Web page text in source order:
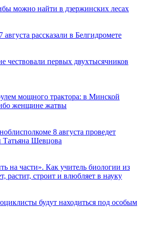
можно найти в дзержинских лесах
рассказали в Белгидромете
чествовали первых двухтысячников
мощного трактора: в Минской
женщине жатвы
8 августа проведет
Шевцова
на части». Как учитель биологии из
растит, строит и влюбляет в науку
будут находиться под особым